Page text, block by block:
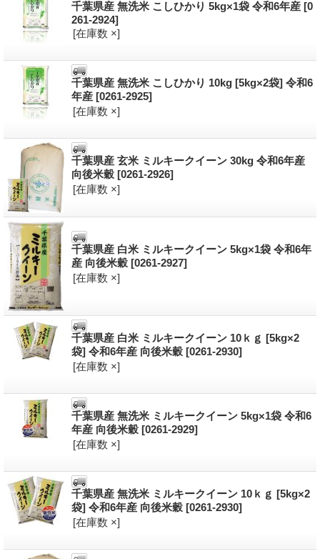
千葉県産 無洗米 こしひかり 5kg×1袋 令和6年産 [0
261-2924]
[在庫数 ×]
千葉県産 無洗米 こしひかり 10kg [5kg×2袋] 令和6
年産 [0261-2925]
[在庫数 ×]
千葉県産 玄米 ミルキークイーン 30kg 令和6年産
向後米穀 [0261-2926]
[在庫数 ×]
千葉県産 白米 ミルキークイーン 5kg×1袋 令和6年
産 向後米穀 [0261-2927]
[在庫数 ×]
千葉県産 白米 ミルキークイーン 10ｋｇ [5kg×2
袋] 令和6年産 向後米穀 [0261-2930]
[在庫数 ×]
千葉県産 無洗米 ミルキークイーン 5kg×1袋 令和6
年産 向後米穀 [0261-2929]
[在庫数 ×]
千葉県産 無洗米 ミルキークイーン 10ｋｇ [5kg×2
袋] 令和6年産 向後米穀 [0261-2930]
[在庫数 ×]